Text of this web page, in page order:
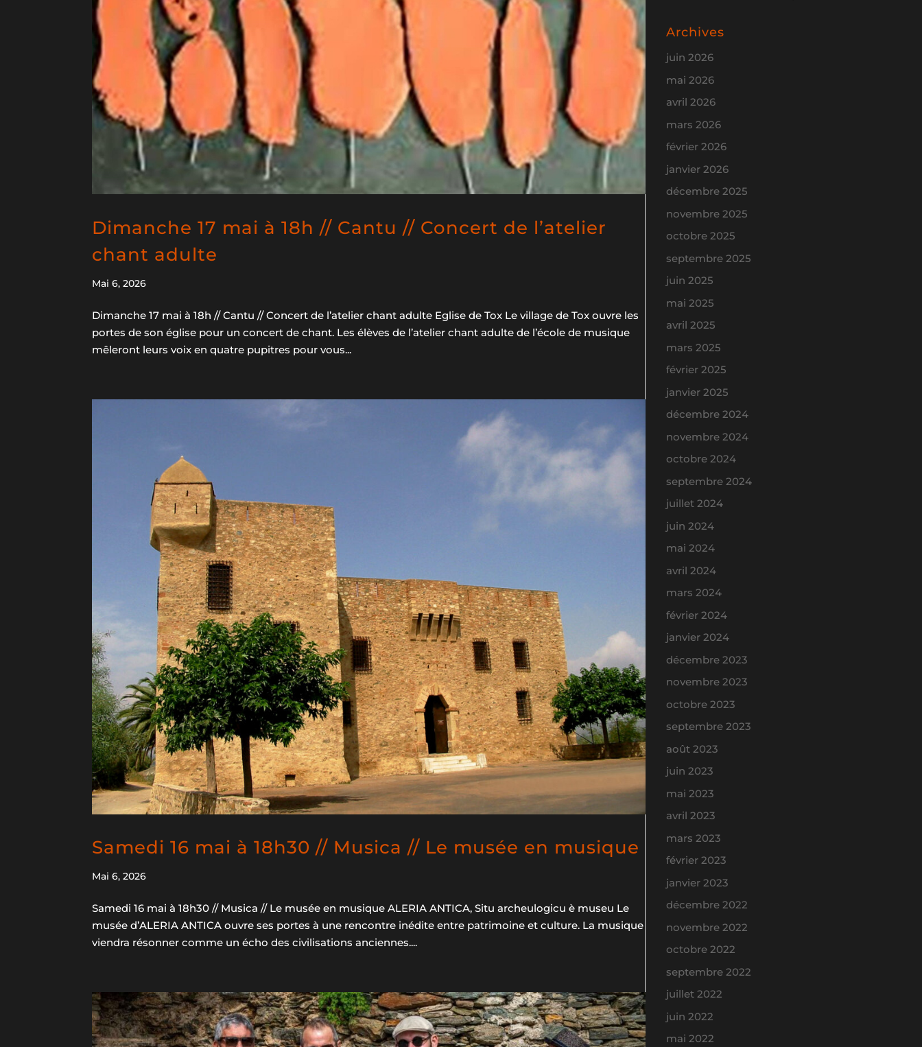
Dimanche 17 mai à 18h // Cantu // Concert de l’atelier
chant adulte
Mai 6, 2026
Dimanche 17 mai à 18h // Cantu // Concert de l’atelier chant adulte Eglise de Tox Le village de Tox ouvre les
portes de son église pour un concert de chant. Les élèves de l’atelier chant adulte de l’école de musique
mêleront leurs voix en quatre pupitres pour vous...
Samedi 16 mai à 18h30 // Musica // Le musée en musique
Mai 6, 2026
Samedi 16 mai à 18h30 // Musica // Le musée en musique ALERIA ANTICA, Situ archeulogicu è museu Le
musée d’ALERIA ANTICA ouvre ses portes à une rencontre inédite entre patrimoine et culture. La musique
viendra résonner comme un écho des civilisations anciennes....
Archives
juin 2026
mai 2026
avril 2026
mars 2026
février 2026
janvier 2026
décembre 2025
novembre 2025
octobre 2025
septembre 2025
juin 2025
mai 2025
avril 2025
mars 2025
février 2025
janvier 2025
décembre 2024
novembre 2024
octobre 2024
septembre 2024
juillet 2024
juin 2024
mai 2024
avril 2024
mars 2024
février 2024
janvier 2024
décembre 2023
novembre 2023
octobre 2023
septembre 2023
août 2023
juin 2023
mai 2023
avril 2023
mars 2023
février 2023
janvier 2023
décembre 2022
novembre 2022
octobre 2022
septembre 2022
juillet 2022
juin 2022
mai 2022